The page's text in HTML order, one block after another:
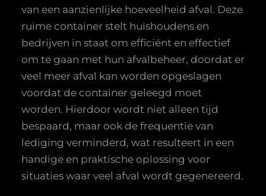
van een aanzienlijke hoeveelheid afval. Deze
ruime container stelt huishoudens en
bedrijven in staat om efficiënt en effectief
om te gaan met hun afvalbeheer, doordat er
veel meer afval kan worden opgeslagen
voordat de container geleegd moet
worden. Hierdoor wordt niet alleen tijd
bespaard, maar ook de frequentie van
lediging verminderd, wat resulteert in een
handige en praktische oplossing voor
situaties waar veel afval wordt gegenereerd.